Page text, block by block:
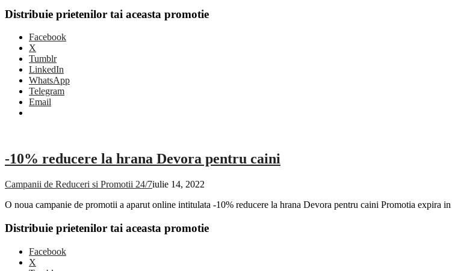
Distribuie prietenilor tai aceasta promotie
Facebook
X
Tumblr
LinkedIn
WhatsApp
Telegram
Email
-10% reducere la hrana Devora pentru caini
Campanii de Reduceri si Promotii 24/7iulie 14, 2022
O noua campanie de promotii a aparut online intitulata -10% reducere la hrana Devora pentru caini Promotia
Distribuie prietenilor tai aceasta promotie
Facebook
X